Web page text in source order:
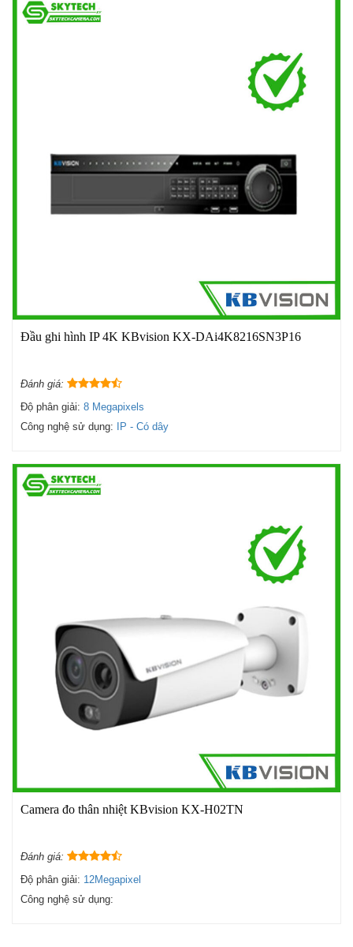
Đầu ghi hình IP 4K KBvision KX-DAi4K8216SN3P16
Đánh giá:
Độ phân giải: 8 Megapixels
Công nghệ sử dụng:
IP - Có dây
Camera đo thân nhiệt KBvision KX-H02TN
Đánh giá:
Độ phân giải: 12Megapixel
Công nghệ sử dụng: